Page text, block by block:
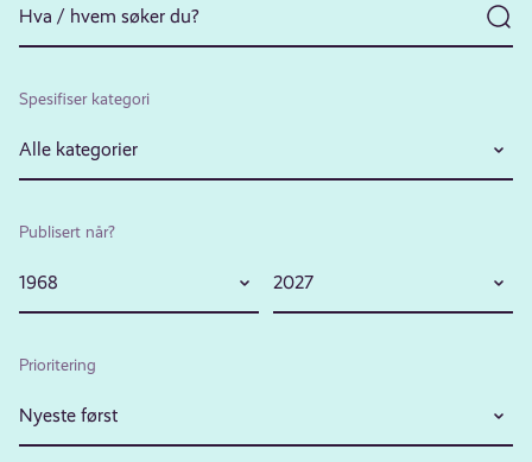
Spesifiser kategori
Alle kategorier
Publisert når?
1968 2027
Prioritering
Nyeste først